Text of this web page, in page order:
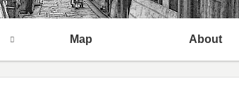
Map About